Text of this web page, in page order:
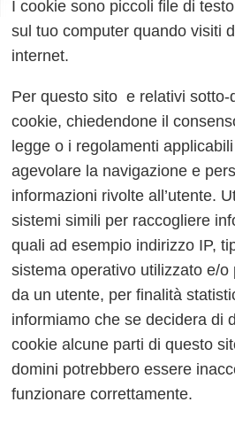
I cookie sono piccoli file di
sul tuo computer quando visiti
internet.
Per questo sito e relativi sotto-
cookie, chiedendone il
legge o i regolamenti
agevolare la navigazione e
informazioni rivolte all’utente.
sistemi simili per raccogliere
quali ad esempio indirizzo IP,
sistema operativo utilizzato e/
da un utente, per finalità
informiamo che se decidera di
cookie alcune parti di questo
domini potrebbero essere
funzionare correttamente.